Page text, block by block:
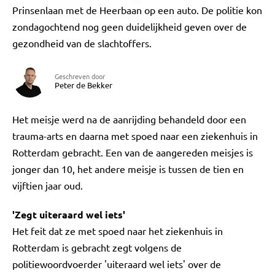
Prinsenlaan met de Heerbaan op een auto. De politie kon
zondagochtend nog geen duidelijkheid geven over de
gezondheid van de slachtoffers.
Geschreven door
Peter de Bekker
Het meisje werd na de aanrijding behandeld door een
trauma-arts en daarna met spoed naar een ziekenhuis in
Rotterdam gebracht. Een van de aangereden meisjes is
jonger dan 10, het andere meisje is tussen de tien en
vijftien jaar oud.
'Zegt uiteraard wel iets'
Het feit dat ze met spoed naar het ziekenhuis in
Rotterdam is gebracht zegt volgens de
politiewoordvoerder 'uiteraard wel iets' over de